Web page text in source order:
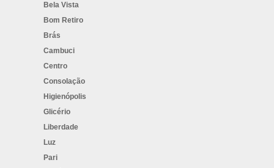
Bela Vista
Bom Retiro
Brás
Cambuci
Centro
Consolação
Higienópolis
Glicério
Liberdade
Luz
Pari